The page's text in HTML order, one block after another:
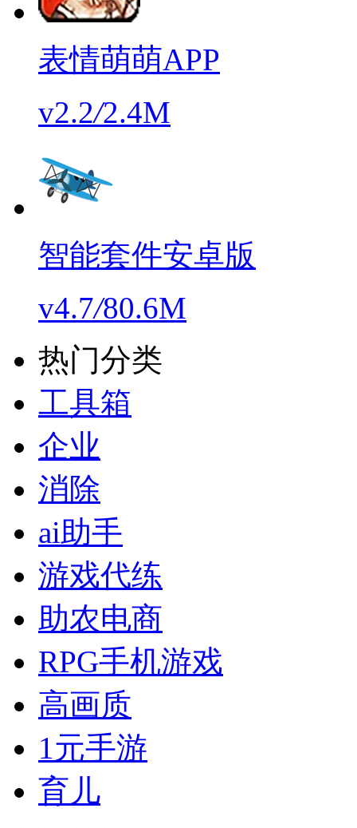
表情萌萌APP
v2.2/2.4M
智能套件安卓版
v4.7/80.6M
热门分类
工具箱
企业
消除
ai助手
游戏代练
助农电商
RPG手机游戏
高画质
1元手游
育儿